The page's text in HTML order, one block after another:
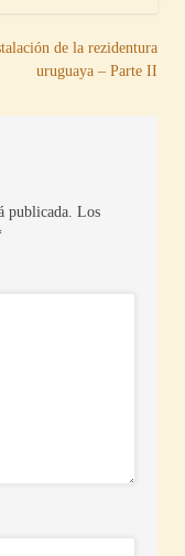
de la rezidentura
uruguaya – Parte II
publicada. Los